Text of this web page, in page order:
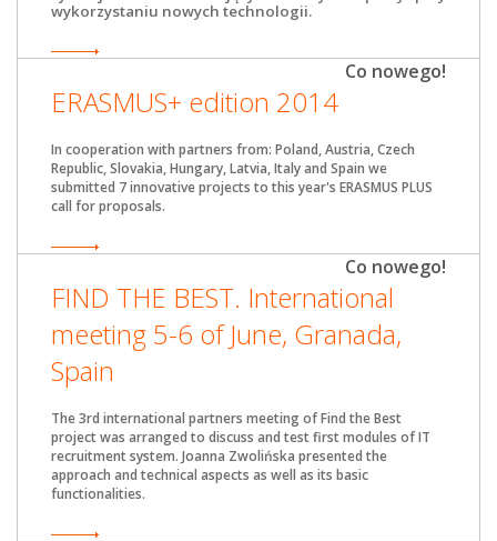
wykorzystaniu nowych technologii.
Co nowego!
ERASMUS+ edition 2014
In cooperation with partners from: Poland, Austria, Czech
Republic, Slovakia, Hungary, Latvia, Italy and Spain we
submitted 7 innovative projects to this year's ERASMUS PLUS
call for proposals.
Co nowego!
FIND THE BEST. International
meeting 5-6 of June, Granada,
Spain
The 3rd international partners meeting of Find the Best
project was arranged to discuss and test first modules of IT
recruitment system. Joanna Zwolińska presented the
approach and technical aspects as well as its basic
functionalities.